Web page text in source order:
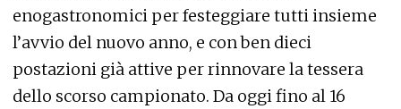
enogastronomici per festeggiare tutti insieme
l’avvio del nuovo anno, e con ben dieci
postazioni già attive per rinnovare la tessera
dello scorso campionato. Da oggi fino al 16